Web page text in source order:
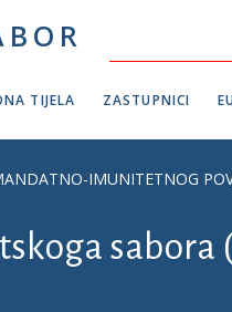
TIJELA ZASTUPNICI
IMUNITETNOG
sabora